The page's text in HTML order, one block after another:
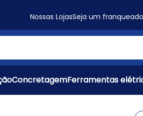
Nossas LojasSeja um franqueado
ConcretagemFerramentas